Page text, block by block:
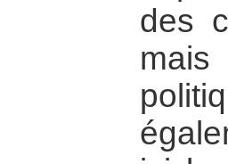
des